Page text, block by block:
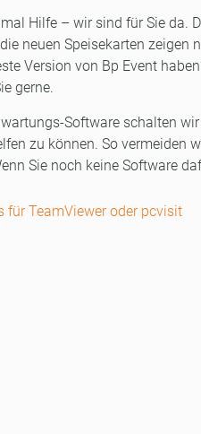
Hilfe – wir sind für Sie da.
neuen Speisekarten zeigen
Version von Bp Event
gerne.
Software schalten
zu können. So vermeiden
Sie noch keine Software
für TeamViewer oder pcvisit